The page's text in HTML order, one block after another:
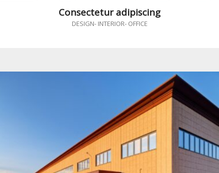
Consectetur adipiscing
DESIGN- INTERIOR- OFFICE